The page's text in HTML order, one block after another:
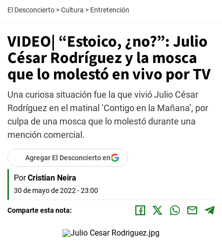
El Desconcierto >Cultura > Entretención
VIDEO| “Estoico, ¿no?”: Julio
César Rodríguez y la mosca
que lo molestó en vivo por TV
Una curiosa situación fue la que vivió Julio César
Rodríguez en el matinal ‘Contigo en la Mañana’, por
culpa de una mosca que lo molestó durante una
mención comercial.
Agregar El Desconcierto en
Por Cristian Neira
30 de mayo de 2022 - 23:00
Comparte esta nota: